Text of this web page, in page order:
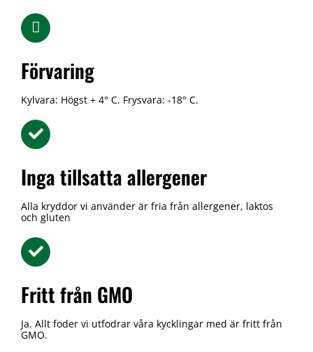
Förvaring
Kylvara: Högst + 4° C. Frysvara: -18° C.
Inga tillsatta allergener
Alla kryddor vi använder är fria från allergener, laktos
och gluten
Fritt från GMO
Ja. Allt foder vi utfodrar våra kycklingar med är fritt från
GMO.